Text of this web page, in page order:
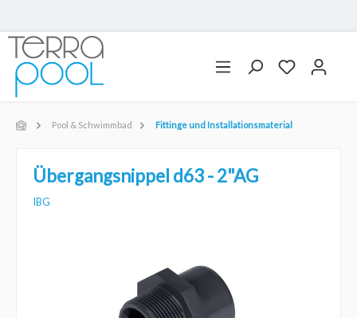
Pool & Schwimmbad Fittinge und Installationsmaterial
Übergangsnippel d63 - 2"AG
IBG